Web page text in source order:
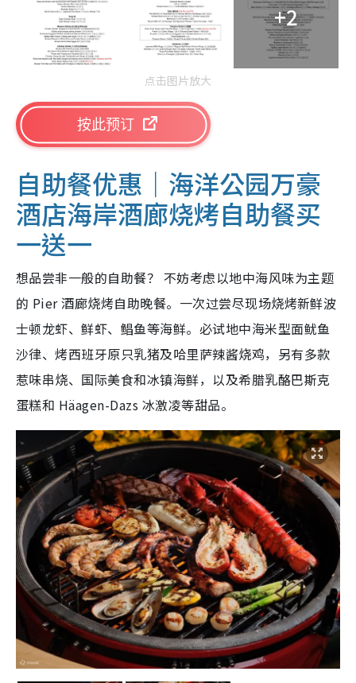
+2
点击图片放大
按此预订
自助餐优惠｜ 海洋公园万豪
酒店海岸酒廊烧烤自助餐买
一送一
想品尝非一般的自助餐？ 不妨考虑以地中海风味为主题
的 Pier 酒廊烧烤自助晚餐。一次过尝尽现场烧烤新鲜波
士顿龙虾、鲜虾、鲳鱼等海鲜。必试地中海米型面鱿鱼
沙律、烤西班牙原只乳猪及哈里萨辣酱烧鸡，另有多款
惹味串烧、国际美食和冰镇海鲜，以及希腊乳酪巴斯克
蛋糕和 Häagen-Dazs 冰激凌等甜品。